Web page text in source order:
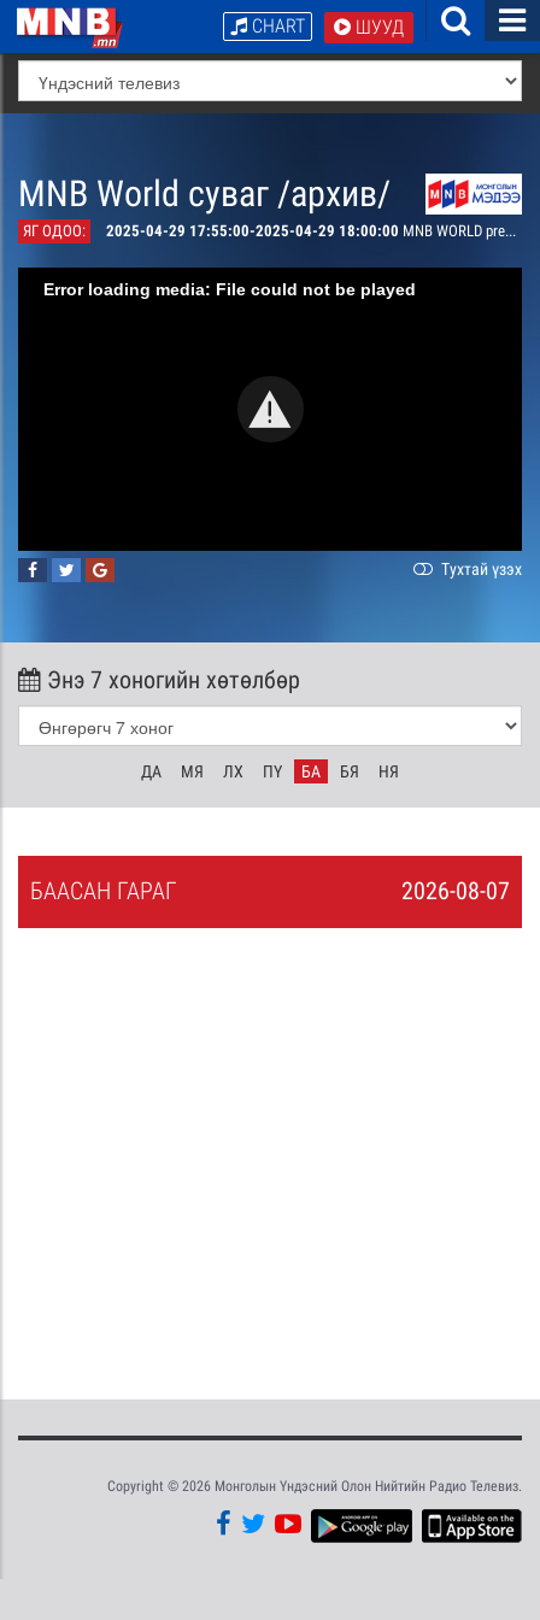
ШУУД
CHART
MNB World суваг /архив/
ЯГ ОДОО: 2025-04-29 17:55:00-2025-04-29 18:00:00 MNB WORLD presents
Error loading media: File could not be played
Тухтай үзэх
Энэ 7 хоногийн хөтөлбөр
ДА МЯ ЛХ ПҮ БА БЯ НЯ
2026-08-07
БААСАН ГАРАГ
Copyright © 2026 Монголын Үндэсний Олон Нийтийн Радио Телевиз.